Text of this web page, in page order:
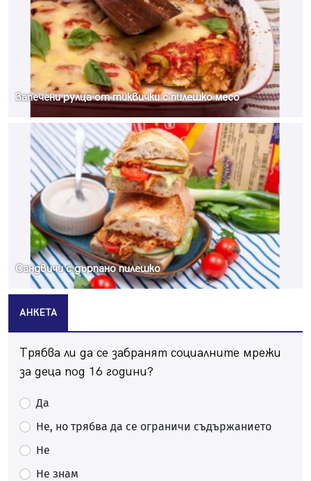
Запечени рулца от тиквички с пилешко месо
Сандвичи с дърпано пилешко
АНКЕТА
Трябва ли да се забранят социалните мрежи
за деца под 16 години?
Да
Не, но трябва да се ограничи съдържанието
Не
Не знам